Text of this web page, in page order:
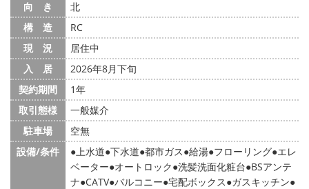
向 き
北
構 造
RC
現 況
居住中
入 居
2026年8月下旬
契約期間
1年
取引態様
一般媒介
駐車場
空無
設備/条件
上水道 下水道 都市ガス 給湯 フローリング エレ
ベーター オートロック 洗髪洗面化粧台 BSアンテ
ナ CATV バルコニー 宅配ボックス ガスキッチン